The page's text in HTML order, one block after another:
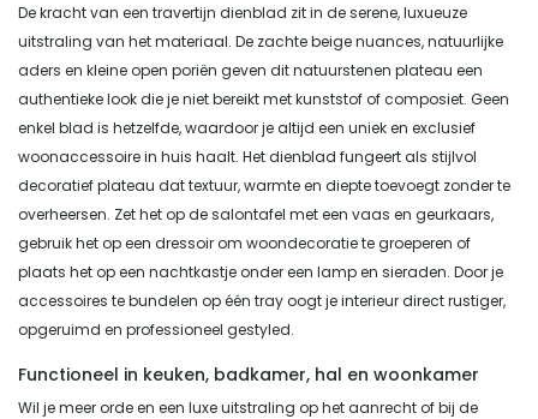
De kracht van een travertijn dienblad zit in de serene, luxueuze
uitstraling van het materiaal. De zachte beige nuances, natuurlijke
aders en kleine open poriën geven dit natuurstenen plateau een
authentieke look die je niet bereikt met kunststof of composiet. Geen
enkel blad is hetzelfde, waardoor je altijd een uniek en exclusief
woonaccessoire in huis haalt. Het dienblad fungeert als stijlvol
decoratief plateau dat textuur, warmte en diepte toevoegt zonder te
overheersen. Zet het op de salontafel met een vaas en geurkaars,
gebruik het op een dressoir om woondecoratie te groeperen of
plaats het op een nachtkastje onder een lamp en sieraden. Door je
accessoires te bundelen op één tray oogt je interieur direct rustiger,
opgeruimd en professioneel gestyled.
Functioneel in keuken, badkamer, hal en woonkamer
Wil je meer orde en een luxe uitstraling op het aanrecht of bij de